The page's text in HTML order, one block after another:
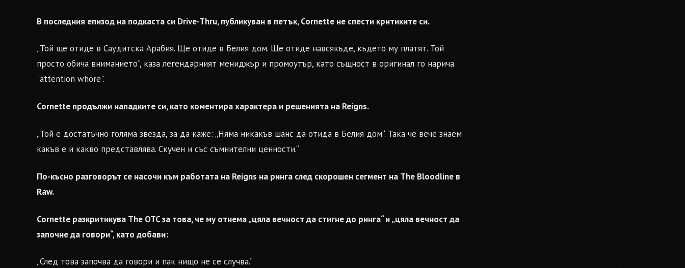
В последния епизод на подкаста си Drive-Thru, публикуван в петък, Cornette не спести критиките си.
„Той ще отиде в Саудитска Арабия. Ще отиде в Белия дом. Ще отиде навсякъде, където му платят. Той
просто обича вниманието“, каза легендарният мениджър и промоутър, като същност в оригинал го нарича
"attention whore".
Cornette продължи нападките си, като коментира характера и решенията на Reigns.
„Той е достатъчно голяма звезда, за да каже: „Няма никакъв шанс да отида в Белия дом“. Така че вече знаем
какъв е и какво представлява. Скучен и със съмнителни ценности.“
По-късно разговорът се насочи към работата на Reigns на ринга след скорошен сегмент на The Bloodline в
Raw.
Cornette разкритикува The OTC за това, че му отнема „цяла вечност да стигне до ринга“ и „цяла вечност да
започне да говори“, като добави:
„След това започва да говори и пак нищо не се случва.“